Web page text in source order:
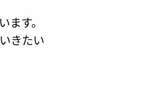
す。
きたい